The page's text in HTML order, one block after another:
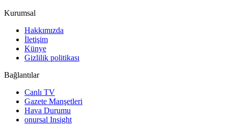
Kurumsal
Hakkımızda
İletişim
Künye
Gizlilik politikası
Bağlantılar
Canlı TV
Gazete Manşetleri
Hava Durumu
onursal Insight